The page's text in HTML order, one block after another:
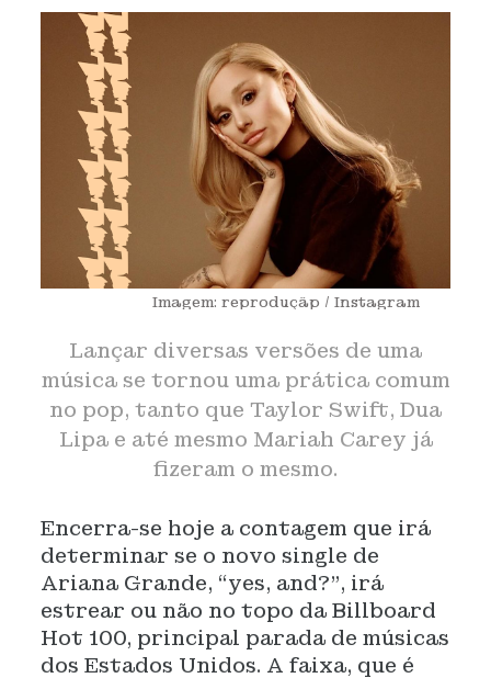
Imagem: reproduçãp / Instagram
Lançar diversas versões de uma
música se tornou uma prática comum
no pop, tanto que Taylor Swift, Dua
Lipa e até mesmo Mariah Carey já
fizeram o mesmo.
Encerra-se hoje a contagem que irá
determinar se o novo single de
Ariana Grande, “yes, and?”, irá
estrear ou não no topo da Billboard
Hot 100, principal parada de músicas
dos Estados Unidos. A faixa, que é